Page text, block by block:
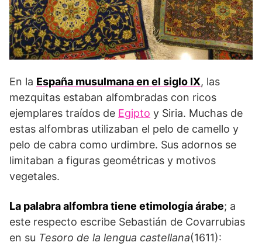
En la España musulmana en el siglo IX, las
mezquitas estaban alfombradas con ricos
ejemplares traídos de Egipto y Siria. Muchas de
estas alfombras utilizaban el pelo de camello y
pelo de cabra como urdimbre. Sus adornos se
limitaban a figuras geométricas y motivos
vegetales.
La palabra alfombra tiene etimología árabe; a
este respecto escribe Sebastián de Covarrubias
en su Tesoro de la lengua castellana(1611):